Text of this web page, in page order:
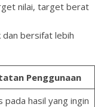
nilai, target berat
dan bersifat lebih
Penggunaan
pada hasil yang ingin